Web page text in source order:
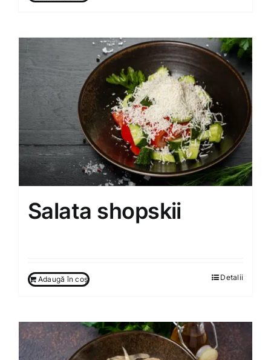
Salata shopskii
Adaugă în coș Detalii